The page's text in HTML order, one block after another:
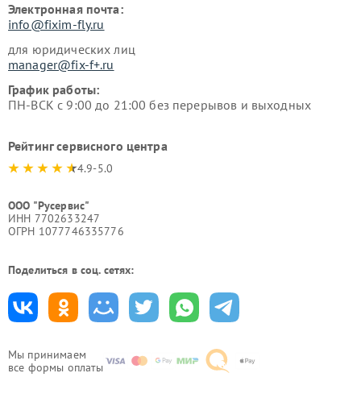
Мы принимаем
все формы оплаты
Электронная почта:
info@fixim-fly.ru
для юридических лиц
manager@fix-f+.ru
График работы:
ПН-ВСК с 9:00 до 21:00 без перерывов и выходных
Рейтинг сервисного центра
4.9-5.0
ООО "Русервис"
ИНН 7702633247
ОГРН 1077746335776
Поделиться в соц. сетях: